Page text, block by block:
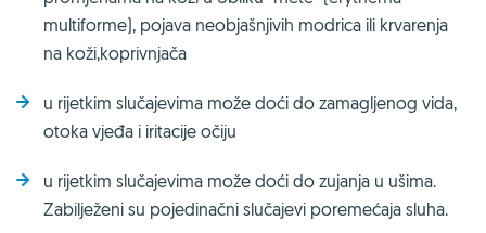
multiforme), pojava neobjašnjivih modrica ili krvarenja
na koži,koprivnjača
u rijetkim slučajevima može doći do zamagljenog vida,
otoka vjeđa i iritacije očiju
u rijetkim slučajevima može doći do zujanja u ušima.
Zabilježeni su pojedinačni slučajevi poremećaja sluha.